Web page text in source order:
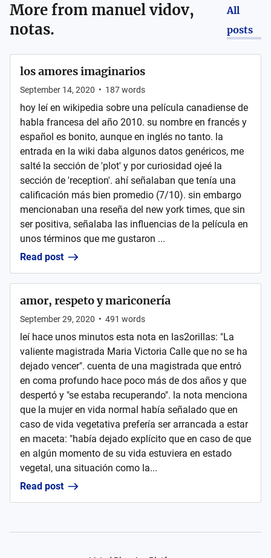
More from manuel vidov,
notas.
All
posts
los amores imaginarios
September 14, 2020 • 187words
hoy leí en wikipedia sobre una película canadiense de
habla francesa del año 2010. su nombre en francés y
español es bonito, aunque en inglés no tanto. la
entrada en la wiki daba algunos datos genéricos, me
salté la sección de 'plot' y por curiosidad ojeé la
sección de 'reception'. ahí señalaban que tenía una
calificación más bien promedio (7/10). sin embargo
mencionaban una reseña del new york times, que sin
ser positiva, señalaba las influencias de la película en
unos términos que me gustaron ...
Read post
amor, respeto y mariconería
September 29, 2020 • 491 words
leí hace unos minutos esta nota en las2orillas: "La
valiente magistrada Maria Victoria Calle que no se ha
dejado vencer". cuenta de una magistrada que entró
en coma profundo hace poco más de dos años y que
despertó y "se estaba recuperando". la nota menciona
que la mujer en vida normal había señalado que en
caso de vida vegetativa prefería ser arrancada a estar
en maceta: "había dejado explícito que en caso de que
en algún momento de su vida estuviera en estado
vegetal, una situación como la...
Read post